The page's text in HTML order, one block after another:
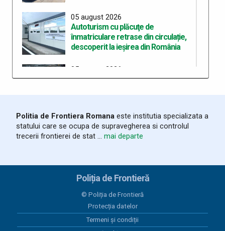
05 august 2026
Autoturism cu plăcuţe de
înmatriculare retrase din circulație,
descoperit la ieșirea din România
05 august 2026
Bunuri accizabile descoperite și
03 august 2026
România și Republica Moldova
consolidează cooperarea pentru
03 august 2026
Trafic intens la frontiera cu
Republica Moldova. Măsuri pentru
reducerea timpilor de așteptare
03 august 2026
Politia de Frontiera Romana este institutia specializata a
statului care se ocupa de supravegherea si controlul
trecerii frontierei de stat ... mai departe
Poliția de Frontieră
© Poliția de Frontieră
Protecția datelor
Termeni și condiții